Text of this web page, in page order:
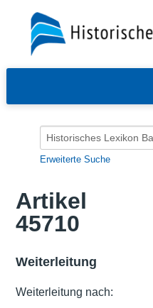
Erweiterte Suche
Artikel
45710
Weiterleitung
Weiterleitung nach: